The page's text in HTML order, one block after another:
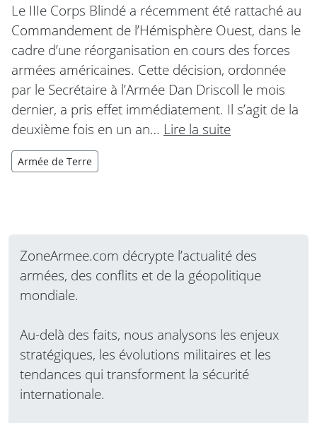
Le IIIe Corps Blindé a récemment été rattaché au
Commandement de l’Hémisphère Ouest, dans le
cadre d’une réorganisation en cours des forces
armées américaines. Cette décision, ordonnée
par le Secrétaire à l’Armée Dan Driscoll le mois
dernier, a pris effet immédiatement. Il s’agit de la
deuxième fois en un an… Lire la suite
Armée de Terre
ZoneArmee.com décrypte l’actualité des
armées, des conflits et de la géopolitique
mondiale.
Au-delà des faits, nous analysons les enjeux
stratégiques, les évolutions militaires et les
tendances qui transforment la sécurité
internationale.